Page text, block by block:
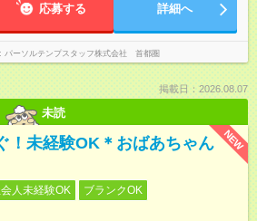
応募する 詳細へ
パーソルテンプスタッフ株式会社 首都圏
掲載日：2026.08.07
未読
NEW
！未経験OK＊おばあちゃん
人未経験OK
ブランクOK